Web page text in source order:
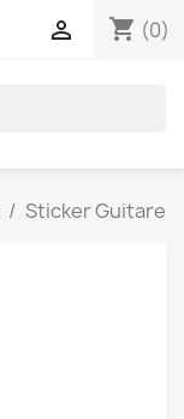
shopping_cart (0)

Sticker Guitare